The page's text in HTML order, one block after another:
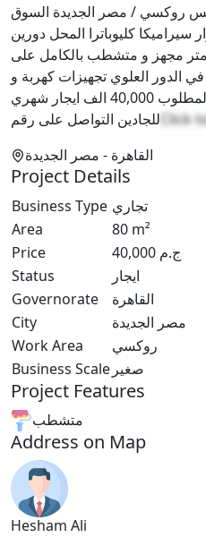
روكسي / مصر الجديدة السوق
كليوباترا المحل دورين
مساحة 80 متر كل دور 40 متر مجهز و متشطب بالكامل على
العلوي تجهيزات كهربة و
دهانات جاهز للعمل فوراً المطلوب 40,000 الف ايجار شهري
للجادين التواصل على رقمClick
القاهرة - مصر الجديدة
Project Details
Business Type تجاري
Area
80 m²
Price
40,000 ج.م
Status
ايجار
Governorate
القاهرة
City
مصر الجديدة
Work Area
روكسي
Business Scale صغير
Project Features
متشطب
Address on Map
Hesham Ali